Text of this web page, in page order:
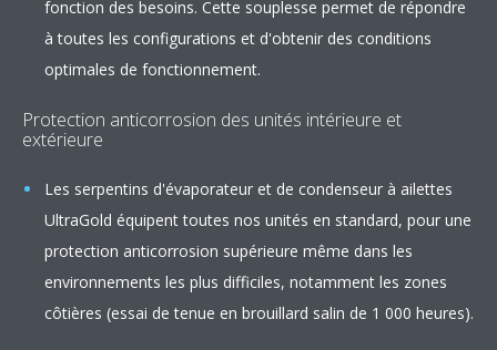
fonction des besoins. Cette souplesse permet de répondre
à toutes les configurations et d'obtenir des conditions
optimales de fonctionnement.
Protection anticorrosion des unités intérieure et
extérieure
Les serpentins d'évaporateur et de condenseur à ailettes
UltraGold équipent toutes nos unités en standard, pour une
protection anticorrosion supérieure même dans les
environnements les plus difficiles, notamment les zones
côtières (essai de tenue en brouillard salin de 1 000 heures).